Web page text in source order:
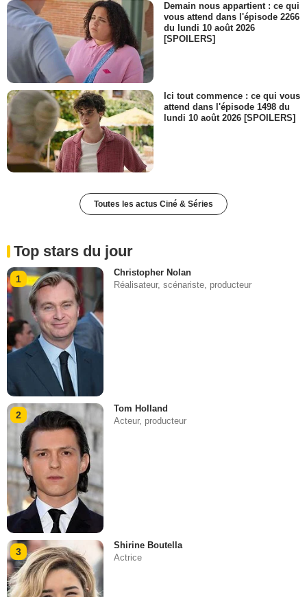
Demain nous appartient : ce qui
vous attend dans l'épisode 2266
du lundi 10 août 2026
[SPOILERS]
Ici tout commence : ce qui vous
attend dans l'épisode 1498 du
lundi 10 août 2026 [SPOILERS]
Toutes les actus Ciné & Séries
Top stars du jour
1
Christopher Nolan
Réalisateur, scénariste, producteur
2
Tom Holland
Acteur, producteur
3
Shirine Boutella
Actrice